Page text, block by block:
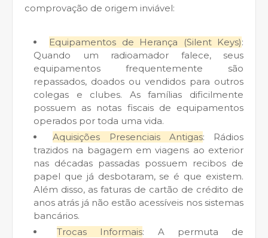
comprovação de origem inviável:
Equipamentos de Herança (Silent Keys):
Quando um radioamador falece, seus
equipamentos frequentemente são
repassados, doados ou vendidos para outros
colegas e clubes. As famílias dificilmente
possuem as notas fiscais de equipamentos
operados por toda uma vida.
Aquisições Presenciais Antigas: Rádios
trazidos na bagagem em viagens ao exterior
nas décadas passadas possuem recibos de
papel que já desbotaram, se é que existem.
Além disso, as faturas de cartão de crédito de
anos atrás já não estão acessíveis nos sistemas
bancários.
Trocas Informais: A permuta de